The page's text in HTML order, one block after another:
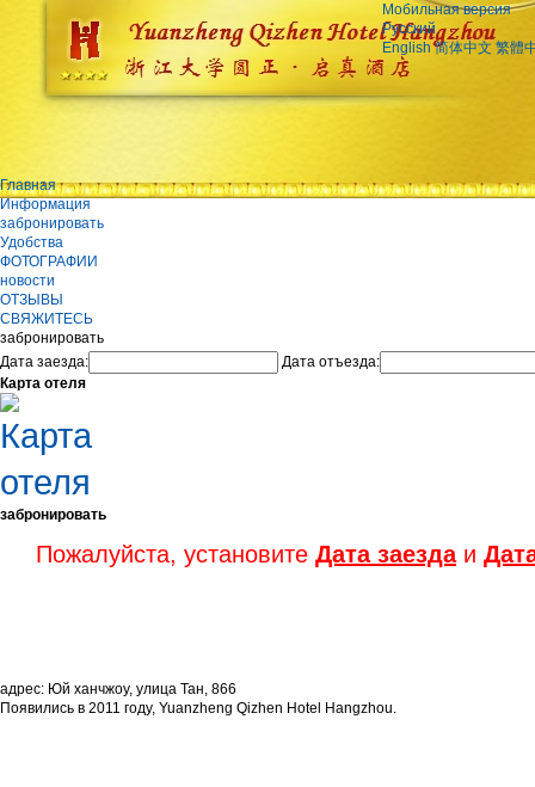
Мобильная версия
Русский
English 简体中文 繁體
Главная
Информация
забронировать
Удобства
ФОТОГРАФИИ
новости
ОТЗЫВЫ
СВЯЖИТЕСЬ
забронировать
Дата заезда:
Дата отъезда:
Карта отеля
забронировать
Пожалуйста, установите Дата заездаи
адрес: Юй ханчжоу, улица Тан, 866
Появились в 2011 году, Yuanzheng Qizhen Hotel Hangzhou.